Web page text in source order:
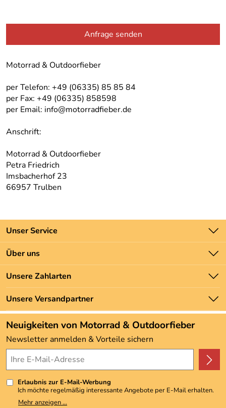
Anfrage senden
Motorrad & Outdoorfieber
per Telefon: +49 (06335) 85 85 84
per Fax: +49 (06335) 858598
per Email: info@motorradfieber.de
Anschrift:
Motorrad & Outdoorfieber
Petra Friedrich
Imsbacherhof 23
66957 Trulben
Unser Service
Kontakt
Batteriegesetz
Newsletter
Zahlung und Versand
Über uns
Unsere Bestseller
Marken
Neu
Angebote
Kundenbewertungen (3.493)
4,9/5*****
Unsere Zahlarten
Unsere Versandpartner
Neuigkeiten von Motorrad & Outdoorfieber
Newsletter anmelden & Vorteile sichern
Erlaubnis zur E-Mail-Werbung
Ich möchte regelmäßig interessante Angebote per E-Mail erhalten.
Meine E-Mail-Adresse wird nicht an andere Unternehmen
weitergegeben. Zu statistischen Zwecken wird in anonymer Form
Mehr anzeigen ...